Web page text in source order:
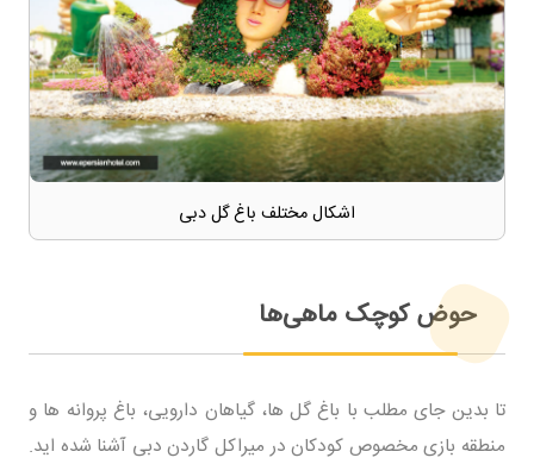
اشکال مختلف باغ گل دبی
حوض کوچک ماهی‌ها
تا بدین جای مطلب با باغ گل ها، گیاهان دارویی، باغ پروانه ها و
منطقه بازی مخصوص کودکان در میراکل گاردن دبی آشنا شده اید.